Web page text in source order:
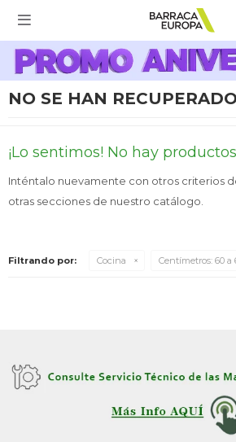

NO SE HAN
¡Lo sentimos! No hay
Inténtalo nuevamente con otros criterios
otras secciones de nuestro catálogo.
Filtrando por: Cocina Centímetros: 60 a
Catálogo Escríbenos Aquí!!
Cocina
Refrigeración
Lavado